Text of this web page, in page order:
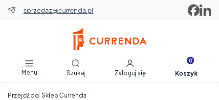
sprzedaz@currenda.pl
Menu
Otwórz wyszukiwarkę
Szukaj Zaloguj się
Produkty
Koszyk
Przejdź do: Sklep Currenda